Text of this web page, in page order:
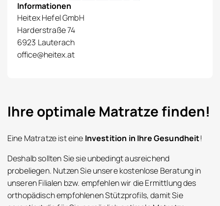
Informationen
Heitex Hefel GmbH
Harderstraße 74
6923 Lauterach
office@heitex.at
Ihre optimale Matratze finden!
Eine Matratze ist eine Investition in Ihre Gesundheit!
Deshalb sollten Sie sie unbedingt ausreichend
probeliegen. Nutzen Sie unsere kostenlose Beratung in
unseren Filialen bzw. empfehlen wir die Ermittlung des
orthopädisch empfohlenen Stützprofils, damit Sie